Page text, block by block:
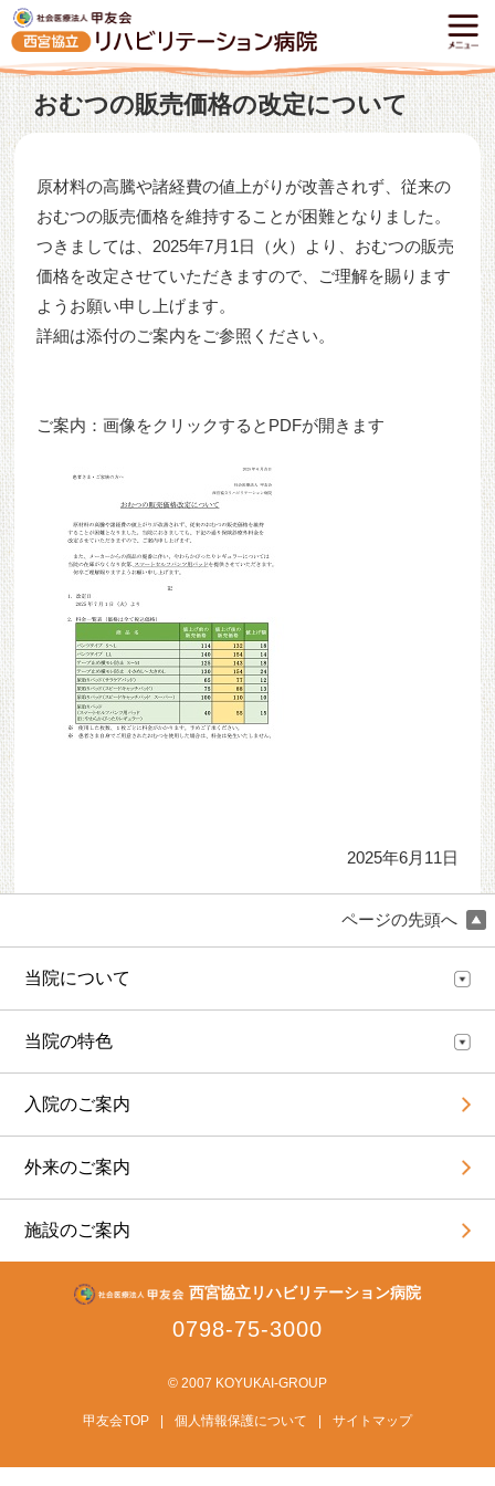
おむつの販売価格の改定について
原材料の高騰や諸経費の値上がりが改善されず、従来の
おむつの販売価格を維持することが困難となりました。
つきましては、2025年7月1日（火）より、おむつの販売
価格を改定させていただきますので、ご理解を賜ります
ようお願い申し上げます。
詳細は添付のご案内をご参照ください。
ご案内：画像をクリックするとPDFが開きます
2025年6月11日
ページの先頭へ
当院について
当院の特色
入院のご案内
外来のご案内
施設のご案内
西宮協立リハビリテーション病院
0798-75-3000
© 2007 KOYUKAI-GROUP
甲友会TOP 個人情報保護について サイトマップ